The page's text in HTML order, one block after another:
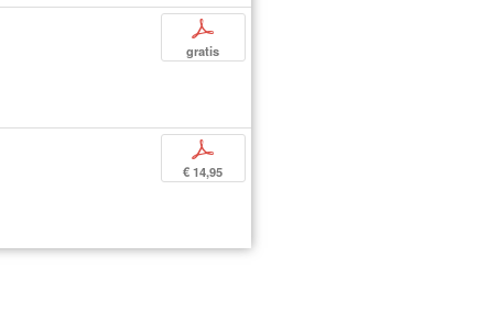
p
gratis
p
€ 14,95